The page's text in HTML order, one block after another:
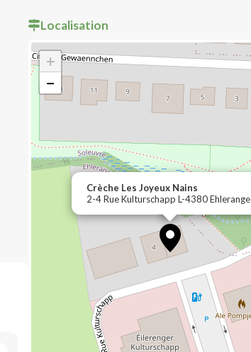
Localisation
Crèche Les Joyeux Nains
2-4 Rue Kulturschapp L-4380 Ehlerange
+
−